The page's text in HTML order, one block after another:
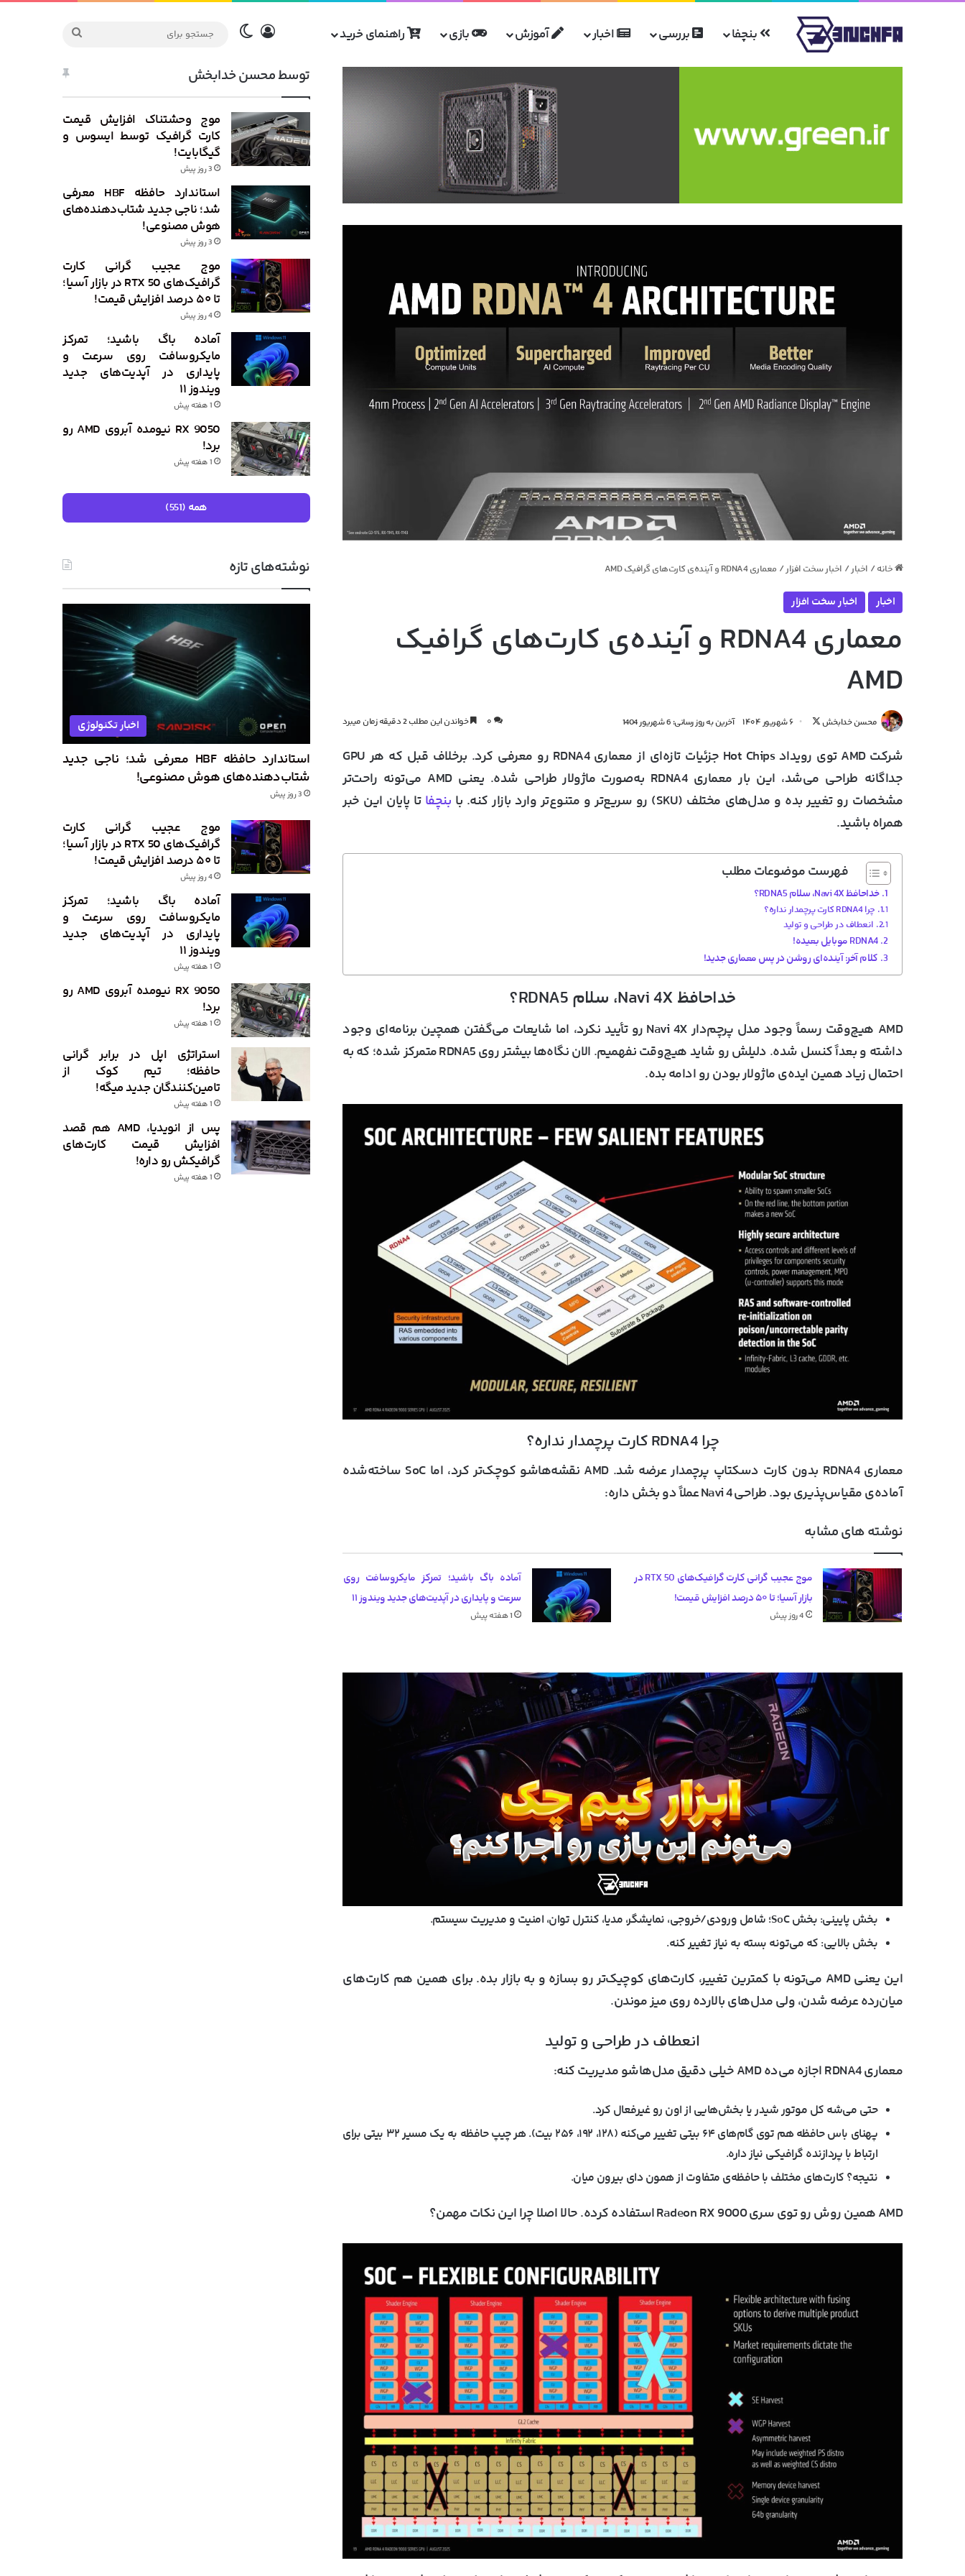
بنچفا بررسی اخبار آموزش بازی راهنمای خرید ورودتغییر پوسته
جستجو
خانه / اخبار / اخبار سخت افزار / معماری RDNA4 و آینده‌ی کارت‌های گرافیک AMD
اخبار اخبار سخت افزار
معماری RDNA4 و آینده‌ی کارت‌های گرافیک
AMD
محسن خدابخش
دنبال
در
۶ شهریور ۱۴۰۴ آخرین به روز رسانی: 6 شهریور 1404 ۰ خواندن این مطلب 2 دقیقه زمان میبرد
شرکتAMD توی رویدادHot Chips جزئیات تازه‌ای از معماریRDNA4
رو معرفی کرد. برخلاف قبل که هر GPU
جداگانه طراحی می‌شد، این بار معماری RDNA4 به‌صورت
ماژولار
طراحی شده. یعنی AMD می‌تونه راحت‌تر
مشخصات رو تغییر بده و مدل‌های مختلف (SKU) رو سریع‌تر و متنوع‌تر وارد بازار کنه. با
بنچفا تا پایان این خبر
همراه باشید.
فهرست موضوعات مطلب
خداحافظ Navi 4X، سلام RDNA5؟
چرا RDNA4 کارت پرچمدار نداره؟
انعطاف در طراحی و تولید
RDNA4 موبایل بعیده!
کلام آخر: آینده‌ای روشن در پس معماری جدید!
خداحافظ Navi 4X، سلام RDNA5؟
AMD هیچ‌وقت رسماً وجود مدل پرچم‌دار Navi 4X رو تأیید نکرد، اما شایعات می‌گفتن همچین برنامه‌ای وجود
داشته و بعداً کنسل شده. دلیلش رو شاید هیچ‌وقت نفهمیم. الان نگاه‌ها بیشتر رویRDNA5متمرکز شده؛ که به
احتمال زیاد همین ایده‌ی ماژولار بودن رو ادامه بده.
چرا RDNA4 کارت پرچمدار نداره؟
معماری RDNA4 بدون کارت دسکتاپ پرچمدار عرضه شد. AMD نقشه‌هاشو کوچک‌تر کرد، اما SoC ساخته‌شده
آماده‌ی مقیاس‌پذیری بود. طراحیNavi 4عملاً دو بخش داره:
نوشته های مشابه
موج عجیب گرانی کارت گرافیک‌های RTX 50 در
بازار آسیا؛ تا ۵۰ درصد افزایش قیمت!
4 روز پیش
آماده باگ باشید؛ تمرکز مایکروسافت روی
سرعت و پایداری در آپدیت‌های جدید ویندوز ۱۱
1 هفته پیش
بخش پایینی: بخش SoC؛ شامل ورودی/خروجی، نمایشگر، مدیا، کنترل توان، امنیت و مدیریت سیستم.
بخش بالایی: که می‌تونه بسته به نیاز تغییر کنه.
این یعنی AMD می‌تونه با کمترین تغییر، کارت‌های کوچیک‌تر رو بسازه و به بازار بده. برای همین هم کارت‌های
میان‌رده عرضه شدن، ولی مدل‌های بالارده روی میز موندن.
انعطاف در طراحی و تولید
معماری RDNA4 اجازه می‌ده AMD خیلی دقیق مدل‌هاشو مدیریت کنه:
حتی می‌شه کل موتور شیدر یا بخش‌هایی از اون رو غیرفعال کرد.
پهنای باس حافظه هم توی گام‌های ۶۴ بیتی تغییر می‌کنه (۱۲۸، ۱۹۲، ۲۵۶ بیت). هر چیپ حافظه به یک مسیر ۳۲ بیتی برای
ارتباط با پردازنده گرافیکی نیاز داره.
نتیجه؟ کارت‌های مختلف با حافظه‌ی متفاوت از همون دای بیرون میان.
AMD همین روش رو توی سری Radeon RX 9000استفاده کرده. حالا اصلا چرا این نکات مهمن؟
توسط محسن خدابخش
موج وحشتناک افزایش قیمت
کارت گرافیک توسط ایسوس و
گیگابایت!
3 روز پیش
استاندارد حافظه HBF معرفی
شد؛ ناجی جدید شتاب‌دهنده‌های
هوش مصنوعی!
3 روز پیش
موج عجیب گرانی کارت
گرافیک‌های RTX 50 در بازار آسیا؛
تا ۵۰ درصد افزایش قیمت!
4 روز پیش
آماده باگ باشید؛ تمرکز
مایکروسافت روی سرعت و
پایداری در آپدیت‌های جدید
ویندوز ۱۱
1 هفته پیش
RX 9050 نیومده آبروی AMD رو
برد!
1 هفته پیش
همه (551)
نوشته‌های تازه
اخبار تکنولوژی
استاندارد حافظه HBF معرفی شد؛ ناجی جدید
شتاب‌دهنده‌های هوش مصنوعی!
3 روز پیش
موج عجیب گرانی کارت
گرافیک‌های RTX 50 در بازار آسیا؛
تا ۵۰ درصد افزایش قیمت!
4 روز پیش
آماده باگ باشید؛ تمرکز
مایکروسافت روی سرعت و
پایداری در آپدیت‌های جدید
ویندوز ۱۱
1 هفته پیش
RX 9050 نیومده آبروی AMD رو
برد!
1 هفته پیش
استراتژی اپل در برابر گرانی
حافظه؛ تیم کوک از
تامین‌کنندگان جدید میگه!
1 هفته پیش
پس از انویدیا، AMD هم قصد
افزایش قیمت کارت‌های
گرافیکش رو داره!
1 هفته پیش